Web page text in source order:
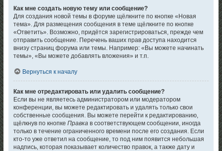
Как мне создать новую тему или сообщение?
Для создания новой темы в форуме щёлкните по кнопке «Новая
тема». Для размещения сообщения в теме щёлкните по кнопке
«Ответить». Возможно, придётся зарегистрироваться, прежде чем
отправить сообщение. Перечень ваших прав доступа находится
внизу страниц форума или темы. Например: «Вы можете начинать
темы», «Вы можете добавлять вложения» и т.п.
Вернуться к началу
Как мне отредактировать или удалить сообщение?
Если вы не являетесь администратором или модератором
конференции, вы можете редактировать и удалять только свои
собственные сообщения. Вы можете перейти к редактированию,
щёлкнув по кнопкеПравка в соответствующем сообщении, иногда
только в течение ограниченного времени после его создания. Если
кто-то уже ответил на сообщение, то под ним появится небольшая
надпись, которая показывает количество правок, а также дату и